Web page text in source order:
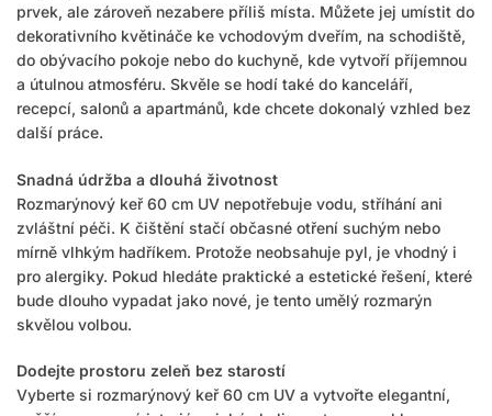
prvek, ale zároveň nezabere příliš místa. Můžete jej umístit do
dekorativního květináče ke vchodovým dveřím, na schodiště,
do obývacího pokoje nebo do kuchyně, kde vytvoří příjemnou
a útulnou atmosféru. Skvěle se hodí také do kanceláří,
recepcí, salonů a apartmánů, kde chcete dokonalý vzhled bez
další práce.
Snadná údržba a dlouhá životnost
Rozmarýnový keř 60 cm UV nepotřebuje vodu, stříhání ani
zvláštní péči. K čištění stačí občasné otření suchým nebo
mírně vlhkým hadříkem. Protože neobsahuje pyl, je vhodný i
pro alergiky. Pokud hledáte praktické a estetické řešení, které
bude dlouho vypadat jako nové, je tento umělý rozmarýn
skvělou volbou.
Dodejte prostoru zeleň bez starostí
Vyberte si rozmarýnový keř 60 cm UV a vytvořte elegantní,